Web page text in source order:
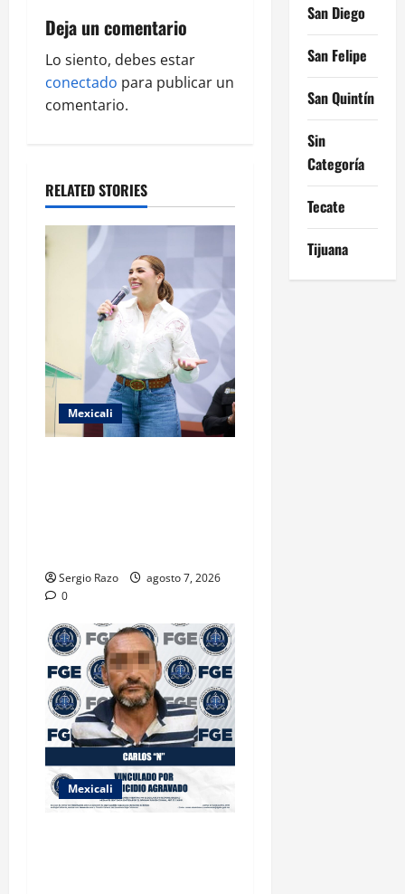
i
g
a
i
o
n
Deja un comentario
Lo siento, debes estar
conectado para publicar un
comentario.
RELATED STORIES
Mexicali
Sergio Razo
agosto 7, 2026
0
Mexicali
San Diego
San Felipe
San Quintín
Sin
Categoría
Tecate
Tijuana